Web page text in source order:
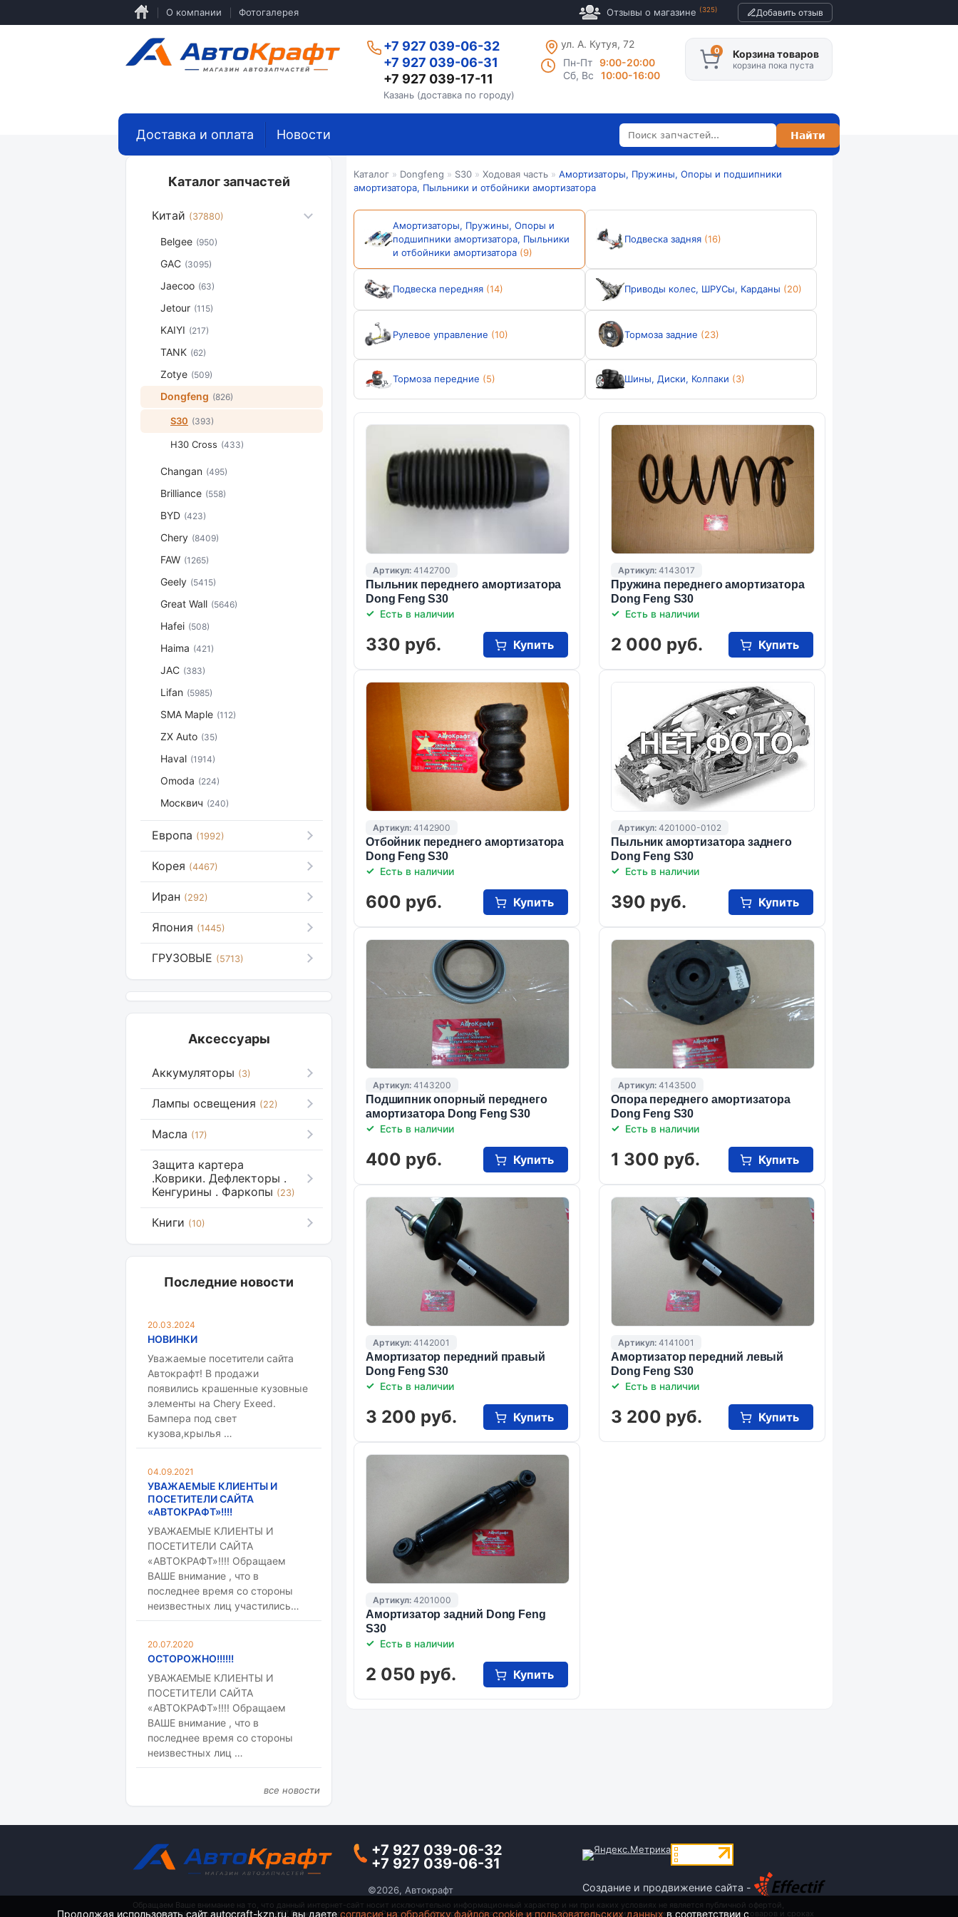
основному
О компании Фотогалерея Отзывы о магазине (325) Добавить отзыв
+7 927 039-06-32
+7 927 039-06-31
+7 927 039-17-11
Казань (доставка по городу)
ул. А. Кутуя, 72
Пн-Пт
9:00-20:00
Сб, Вс
10:00-16:00
Корзина товаров
корзина пока пуста
Каталог » Dongfeng » S30 » Ходовая часть » Амортизаторы, Пружины, Опоры и подшипники
амортизатора, Пыльники и отбойники амортизатора
Амортизаторы, Пружины, Опоры и
подшипники амортизатора, Пыльники
и отбойники амортизатора (9)
Подвеска задняя (16)
Подвеска передняя (14) Приводы колес, ШРУСы, Карданы (20)
Рулевое управление (10) Тормоза задние (23)
Тормоза передние (5) Шины, Диски, Колпаки (3)
Артикул: 4142700
Пыльник переднего амортизатора
Dong Feng S30
Есть в наличии
330 руб. Купить
Артикул:4143017
Пружина переднего амортизатора
Dong Feng S30
Есть в наличии
2 000 руб. Купить
Артикул: 4142900
Отбойник переднего амортизатора
Dong Feng S30
Есть в наличии
600 руб. Купить
Артикул:4201000-0102
Пыльник амортизатора заднего
Dong Feng S30
Есть в наличии
390 руб. Купить
Артикул: 4143200
Подшипник опорный переднего
амортизатора Dong Feng S30
Есть в наличии
400 руб. Купить
Артикул:4143500
Опора переднего амортизатора
Dong Feng S30
Есть в наличии
1 300 руб. Купить
Артикул: 4142001
Амортизатор передний правый
Dong Feng S30
Есть в наличии
3 200 руб. Купить
Артикул:4141001
Амортизатор передний левый
Dong Feng S30
Есть в наличии
3 200 руб. Купить
Артикул: 4201000
Амортизатор задний Dong Feng
S30
Есть в наличии
2 050 руб. Купить
Доставка и оплата Новости
Каталог запчастей
Китай (37880)
Belgee (950)
GAC (3095)
Jaecoo (63)
Jetour (115)
KAIYI (217)
TANK (62)
Zotye (509)
Dongfeng (826)
S30 (393)
H30 Cross (433)
Changan (495)
Brilliance (558)
BYD (423)
Chery (8409)
FAW (1265)
Geely (5415)
Great Wall (5646)
Hafei (508)
Haima (421)
JAC (383)
Lifan (5985)
SMA Maple (112)
ZX Auto (35)
Haval (1914)
Omoda (224)
Москвич (240)
Европа (1992)
Корея (4467)
Иран (292)
Япония (1445)
ГРУЗОВЫЕ (5713)
Аксессуары
Аккумуляторы (3)
Лампы освещения (22)
Масла (17)
Защита картера
.Коврики. Дефлекторы .
Кенгурины . Фаркопы (23)
Книги (10)
Последние новости
20.03.2024
НОВИНКИ
Уважаемые посетители сайта
Автокрафт! В продажи
появились крашенные кузовные
элементы на Chery Exeed.
Бампера под свет
кузова,крылья …
04.09.2021
УВАЖАЕМЫЕ КЛИЕНТЫ И
ПОСЕТИТЕЛИ САЙТА
«АВТОКРАФТ»!!!!
УВАЖАЕМЫЕ КЛИЕНТЫ И
ПОСЕТИТЕЛИ САЙТА
«АВТОКРАФТ»!!!! Обращаем
ВАШЕ внимание , что в
последнее время со стороны
неизвестных лиц участились…
20.07.2020
ОСТОРОЖНО!!!!!!
УВАЖАЕМЫЕ КЛИЕНТЫ И
ПОСЕТИТЕЛИ САЙТА
«АВТОКРАФТ»!!!! Обращаем
ВАШЕ внимание , что в
последнее время со стороны
неизвестных лиц …
все новости
+7 927 039-06-32
+7 927 039-06-31
©2026, Автокрафт Создание и продвижение сайта -
Обращаем Ваше внимание на то, что данный интернет-сайт носит исключительно информационный характер и ни при каких условиях не является публичной офертой,
определяемой положениями ч. 2 ст. 437 Гражданского кодекса Российской Федерации. Для получения подробной информации о стоимости, наименовании товаров и сроках
Продолжая использовать сайт autocraft-kzn.ru, вы даетесогласие на обработку файлов cookie и пользовательских данныхв соответствии с